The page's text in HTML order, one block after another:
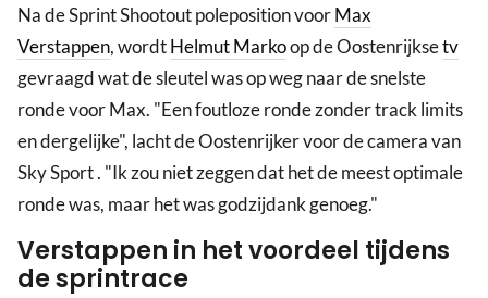
Na de Sprint Shootout poleposition voorMax
Verstappen, wordtHelmut Markoop de Oostenrijksetv
gevraagd wat de sleutel was op weg naar de snelste
ronde voor Max. "Een foutloze ronde zonder track limits
en dergelijke", lacht de Oostenrijker voor de camera van
Sky Sport . "Ik zou niet zeggen dat het de meest optimale
ronde was, maar het was godzijdank genoeg."
Verstappen in het voordeel tijdens
de sprintrace